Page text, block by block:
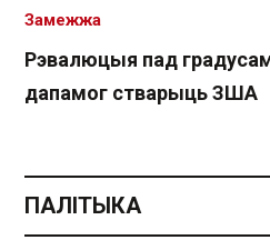
Рэвалюцыя пад
дапамог стварыць ЗША
Замежжа
ПАЛІТЫКА